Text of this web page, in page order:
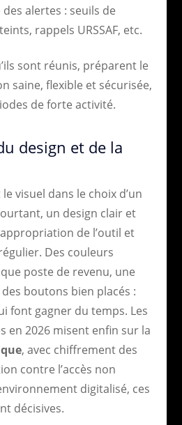
alertes : seuils de
rappels URSSAF, etc.
sont réunis, préparent le
saine, flexible et sécurisée,
de forte activité.
design et de la
visuel dans le choix d’un
un design clair et
de l’outil et
Des couleurs
poste de revenu, une
boutons bien placés :
font gagner du temps. Les
en 2026 misent enfin sur la
, avec chiffrement des
contre l’accès non
digitalisé, ces
décisives.